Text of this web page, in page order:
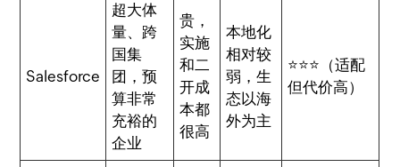
Salesforce
超大体
量、跨
国集
团，预
算非常
充裕的
企业
贵，
实施
和二
开成
本都
很高
本地化
相对较
弱，生
态以海
外为主
⭐⭐⭐（适配
但代价高）